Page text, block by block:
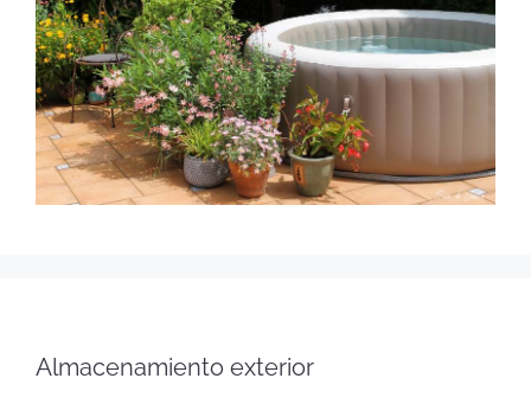
Almacenamiento exterior